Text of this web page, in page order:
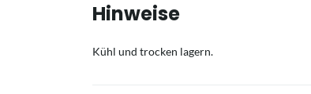
Hinweise
Kühl und trocken lagern.